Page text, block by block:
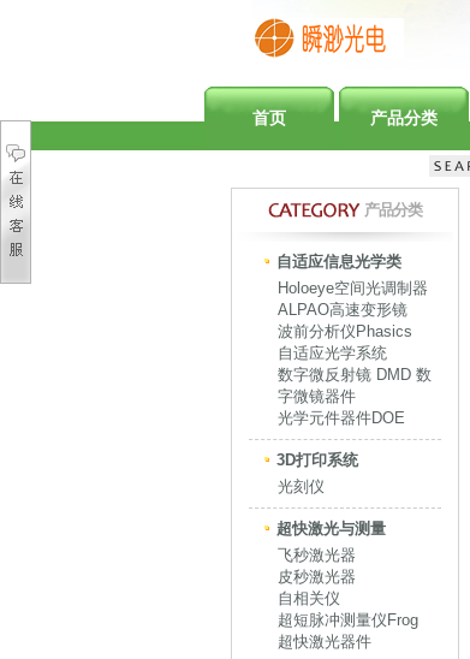
首页 产品分类
产品分类
自适应信息光学类
Holoeye空间光调制器
ALPAO高速变形镜
波前分析仪Phasics
自适应光学系统
数字微反射镜 DMD 数
字微镜器件
光学元件器件DOE
3D打印系统
光刻仪
超快激光与测量
飞秒激光器
皮秒激光器
自相关仪
超短脉冲测量仪Frog
超快激光器件